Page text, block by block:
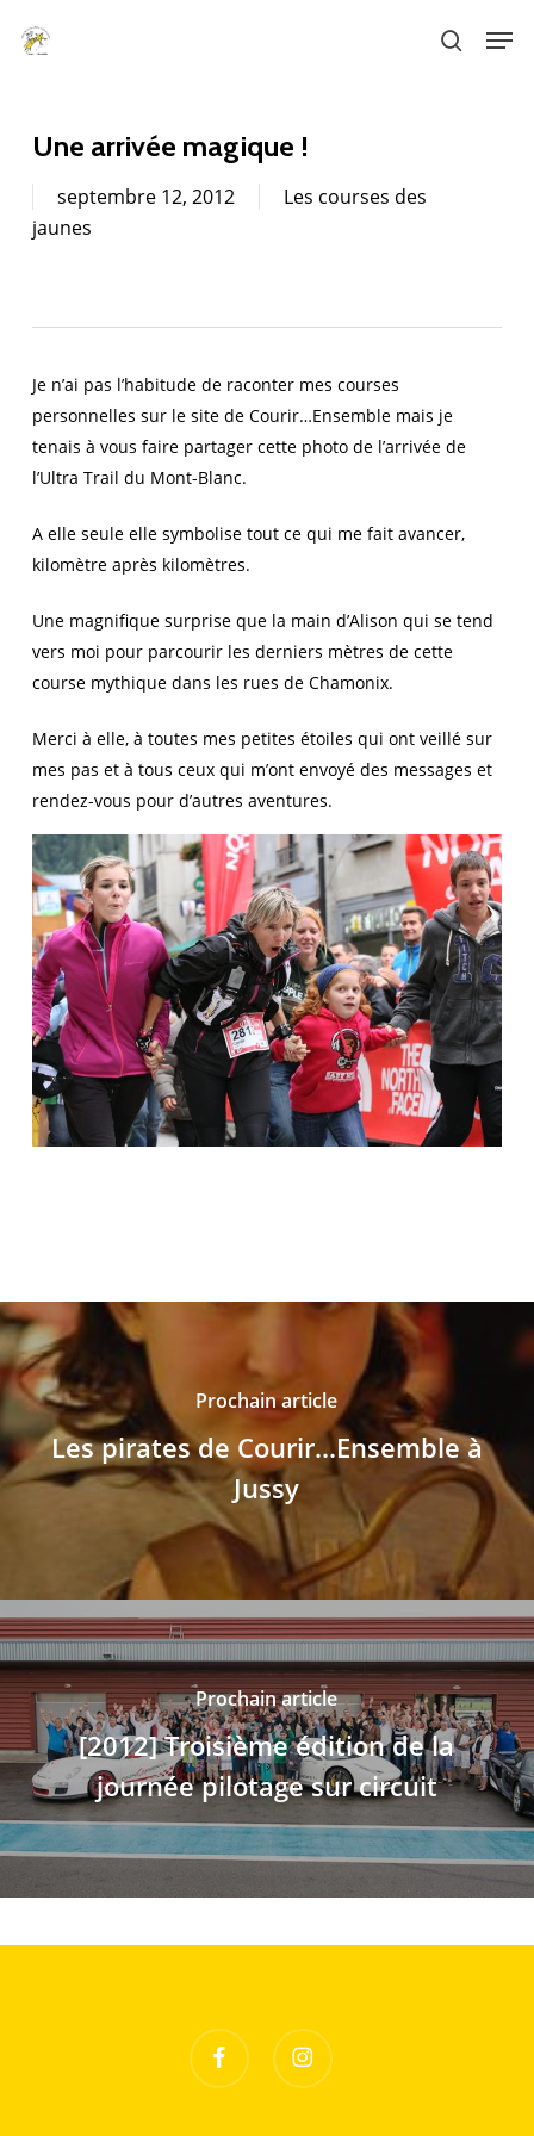
search
Une arrivée magique !
septembre 12, 2012
Les courses des
jaunes
Je n’ai pas l’habitude de raconter mes courses
personnelles sur le site de Courir…Ensemble mais je
tenais à vous faire partager cette photo de l’arrivée de
l’Ultra Trail du Mont-Blanc.
A elle seule elle symbolise tout ce qui me fait avancer,
kilomètre après kilomètres.
Une magnifique surprise que la main d’Alison qui se tend
vers moi pour parcourir les derniers mètres de cette
course mythique dans les rues de Chamonix.
Merci à elle, à toutes mes petites étoiles qui ont veillé sur
mes pas et à tous ceux qui m’ont envoyé des messages et
rendez-vous pour d’autres aventures.
Prochain article
Les pirates de Courir...Ensemble à
Jussy
Prochain article
[2012] Troisième édition de la
journée pilotage sur circuit
facebook instagram